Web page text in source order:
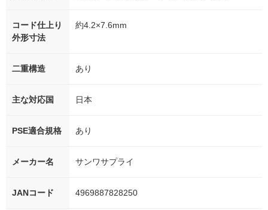
コード仕上り
外形寸法
約4.2×7.6mm
二重構造 あり
主な対応国 日本
PSE適合規格 あり
メーカー名 サンワサプライ
JANコード 4969887828250